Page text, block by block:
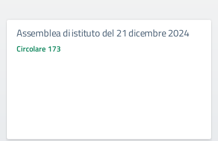
Assemblea di istituto del 21 dicembre 2024
Circolare 173